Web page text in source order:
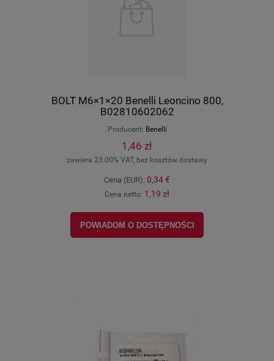
BOLT M6×1×20 Benelli Leoncino 800,
B02810602062
Producent: Benelli
1,46 zł
zawiera 23.00% VAT, bez kosztów dostawy
Cena (EUR): 0,34 €
Cena netto: 1,19 zł
POWIADOM O DOSTĘPNOŚCI